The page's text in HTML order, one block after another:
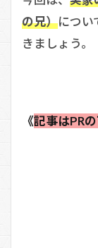
の兄）につい
きましょう。
《記事はPR